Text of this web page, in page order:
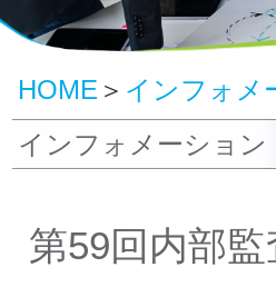
HOME ＞ インフォメ
インフォメーション
第59回内部